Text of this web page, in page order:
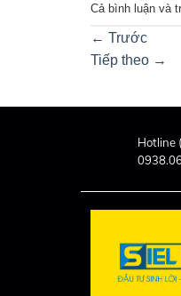
Cả bình luận và
← Trước
Tiếp theo →
Hotline